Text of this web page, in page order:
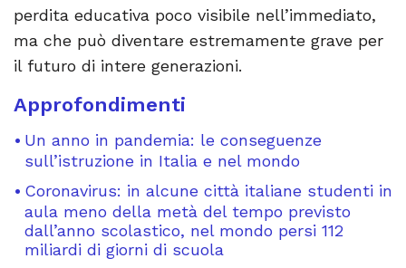
perdita educativa poco visibile nell’immediato,
ma che può diventare estremamente grave per
il futuro di intere generazioni.
Approfondimenti
Un anno in pandemia: le conseguenze
sull’istruzione in Italia e nel mondo
Coronavirus: in alcune città italiane studenti in
aula meno della metà del tempo previsto
dall’anno scolastico, nel mondo persi 112
miliardi di giorni di scuola